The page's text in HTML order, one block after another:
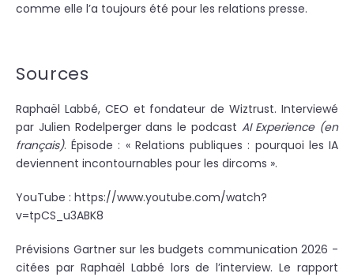
comme elle l’a toujours été pour les relations presse.
Sources
Raphaël Labbé, CEO et fondateur de Wiztrust. Interviewé
par Julien Rodelperger dans le podcast AI Experience (en
français). Épisode : « Relations publiques : pourquoi les IA
deviennent incontournables pour les dircoms ».
YouTube : https://www.youtube.com/watch?
v=tpCS_u3ABK8
Prévisions Gartner sur les budgets communication 2026 -
citées par Raphaël Labbé lors de l’interview. Le rapport